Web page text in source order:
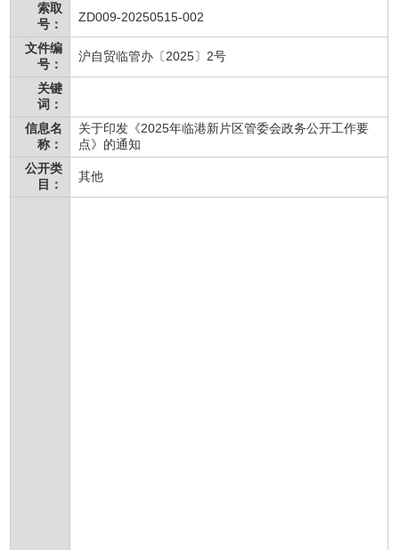
索取
号：
ZD009-20250515-002
文件编
号：
沪自贸临管办〔2025〕2号
关键
词：
信息名
称：
关于印发《2025年临港新片区管委会政务公开工作要
点》的通知
公开类
目：
其他